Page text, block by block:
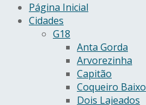
Página Inicial
Cidades
G18
Anta Gorda
Arvorezinha
Capitão
Coqueiro Baixo
Dois Lajeados